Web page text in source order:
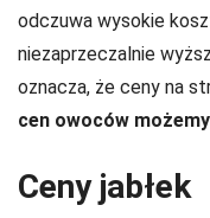
odczuwa wysokie
niezaprzeczalnie
oznacza, że ceny na
cen owoców
Ceny jabłek